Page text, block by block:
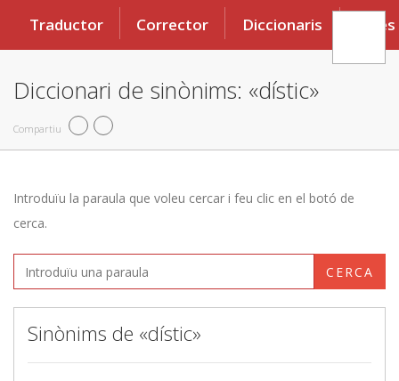
Traductor Corrector Diccionaris Eines
Diccionari de sinònims: «dístic»
Compartiu
Introduïu la paraula que voleu cercar i feu clic en el botó de
cerca.
CERCA
Sinònims de «dístic»